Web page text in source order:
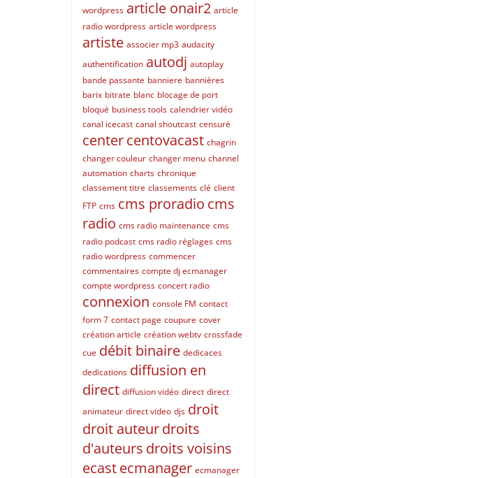
wordpress article onair2 article
radio wordpress article wordpress
artiste associer mp3 audacity
authentification autodj autoplay
bande passante banniere bannières
barix bitrate blanc blocage de port
bloqué business tools calendrier vidéo
canal icecast canal shoutcast censuré
centercentovacast chagrin
changer couleur changer menu channel
automation charts chronique
classement titre classements clé client
FTP cms cms proradio cms
radio cms radio maintenance cms
radio podcast cms radio réglages cms
radio wordpress commencer
commentaires compte dj ecmanager
compte wordpress concert radio
connexion console FM contact
form 7 contact page coupure cover
création article création webtv crossfade
cue débit binaire dedicaces
dedications diffusion en
direct diffusion vidéo direct direct
animateur direct video djs droit
droit auteurdroits
d'auteurs droits voisins
ecastecmanager ecmanager